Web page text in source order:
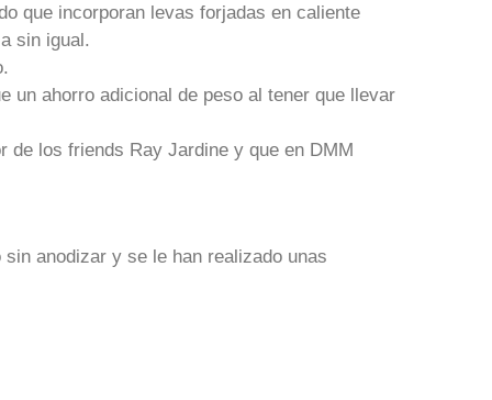
que incorporan levas forjadas en caliente
sin igual.
un ahorro adicional de peso al tener que llevar
de los friends Ray Jardine y que en DMM
anodizar y se le han realizado unas